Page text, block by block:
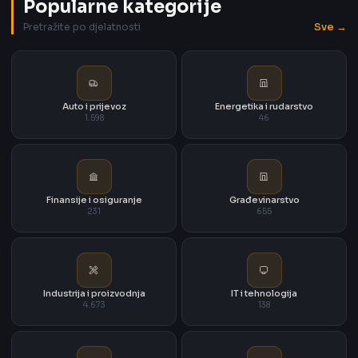
Popularne kategorije
Pretražite po djelatnosti Sve →
Auto i prijevoz
1.598
Energetika i rudarstvo
46
Finansije i osiguranje
231
Građevinarstvo
655
Industrija i proizvodnja
4.673
IT i tehnologija
138